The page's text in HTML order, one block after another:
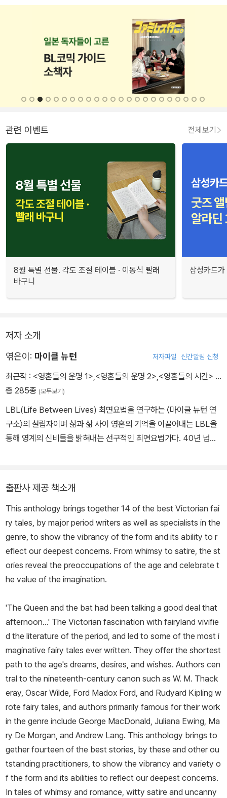
관련 이벤트 전체보기
8월 특별 선물. 각도 조절 테이블 · 이동식 빨래
바구니
삼성카드
저자 소개
엮은이: 마이클 뉴턴 저자파일 신간알림 신청
최근작 : <영혼들의 운명 1>,<영혼들의 운명 2>,<영혼들의 시간> …
총 285종 (모두보기)
LBL(Life Between Lives) 최면요법을 연구하는 〈마이클 뉴턴 연
구소〉의 설립자이며 삶과 삶 사이 영혼의 기억을 이끌어내는 LBL을
통해 영계의 신비들을 밝혀내는 선구적인 최면요법가다. 40년 넘게
이상의 나라에서 번역 출간되었다. 상담 활동에서 한발 물러나 강연
과 훈련에 전념하다 2016년 작고하였다.
출판사 제공 책소개
This anthology brings together 14 of the best Victorian fai
ry tales, by major period writers as well as specialists in the
genre, to show the vibrancy of the form and its ability to r
eflect our deepest concerns. From whimsy to satire, the st
ories reveal the preoccupations of the age and celebrate t
he value of the imagination.
'The Queen and the bat had been talking a good deal that
afternoon...' The Victorian fascination with fairyland vivifie
d the literature of the period, and led to some of the most i
maginative fairy tales ever written. They offer the shortest
path to the age's dreams, desires, and wishes. Authors cen
tral to the nineteenth-century canon such as W. M. Thack
eray, Oscar Wilde, Ford Madox Ford, and Rudyard Kipling w
rote fairy tales, and authors primarily famous for their work
in the genre include George MacDonald, Juliana Ewing, Ma
ry De Morgan, and Andrew Lang. This anthology brings to
gether fourteen of the best stories, by these and other ou
tstanding practitioners, to show the vibrancy and variety o
f the form and its abilities to reflect our deepest concerns.
In tales of whimsy and romance, witty satire and uncanny